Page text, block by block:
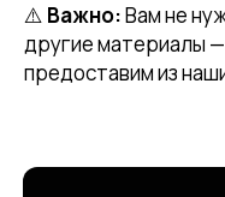
⚠️ Важно:Вам не
другие материалы
предоставим из